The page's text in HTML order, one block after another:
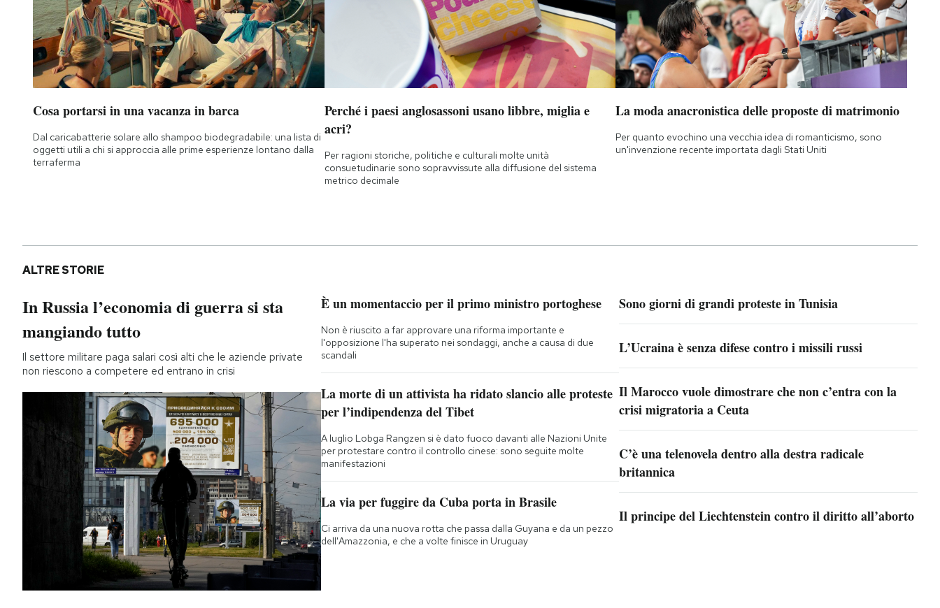
Cosa portarsi in una vacanza in barca
Dal caricabatterie solare allo shampoo biodegradabile: una lista di
oggetti utili a chi si approccia alle prime esperienze lontano dalla
terraferma
Perché i paesi anglosassoni usano libbre, miglia e
acri?
Per ragioni storiche, politiche e culturali molte unità
consuetudinarie sono sopravvissute alla diffusione del sistema
metrico decimale
La moda anacronistica delle proposte di matrimonio
Per quanto evochino una vecchia idea di romanticismo, sono
un'invenzione recente importata dagli Stati Uniti
ALTRE STORIE
In Russia l’economia di guerra si sta
mangiando tutto
Il settore militare paga salari così alti che le aziende private
non riescono a competere ed entrano in crisi
È un momentaccio per il primo ministro portoghese
Non è riuscito a far approvare una riforma importante e
l'opposizione l'ha superato nei sondaggi, anche a causa di due
scandali
La morte di un attivista ha ridato slancio alle proteste
per l’indipendenza del Tibet
A luglio Lobga Rangzen si è dato fuoco davanti alle Nazioni Unite
per protestare contro il controllo cinese: sono seguite molte
manifestazioni
La via per fuggire da Cuba porta in Brasile
Ci arriva da una nuova rotta che passa dalla Guyana e da un pezzo
dell'Amazzonia, e che a volte finisce in Uruguay
Sono giorni di grandi proteste in Tunisia
L’Ucraina è senza difese contro i missili russi
Il Marocco vuole dimostrare che non c’entra con la
crisi migratoria a Ceuta
C’è una telenovela dentro alla destra radicale
britannica
Il principe del Liechtenstein contro il diritto all’aborto